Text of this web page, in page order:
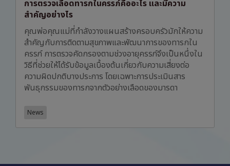
การตรวจเลือดทารกในครรภ์คืออะไร และมีความ
สำคัญอย่างไร
คุณพ่อคุณแม่ที่กำลังวางแผนสร้างครอบครัวมักให้ความ
สำคัญกับการติดตามสุขภาพและพัฒนาการของทารกใน
ครรภ์ การตรวจคัดกรองตามช่วงอายุครรภ์จึงเป็นหนึ่งใน
วิธีที่ช่วยให้ได้รับข้อมูลเบื้องต้นเกี่ยวกับความเสี่ยงต่อ
ความผิดปกติบางประการ โดยเฉพาะการประเมินสาร
พันธุกรรมของทารกจากตัวอย่างเลือดของมารดา
News